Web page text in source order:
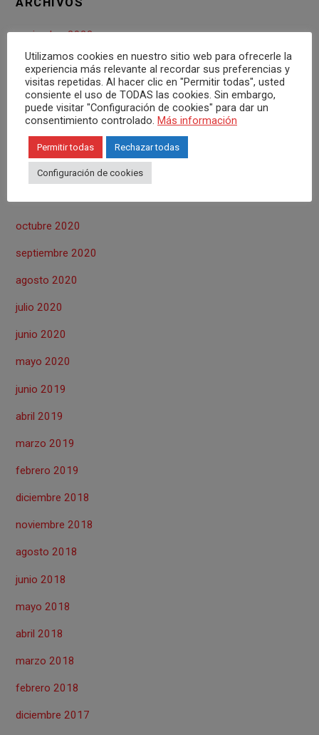
noviembre 2022
octubre 2022
mayo 2022
noviembre 2021
octubre 2021
abril 2021
octubre 2020
septiembre 2020
agosto 2020
julio 2020
junio 2020
mayo 2020
junio 2019
abril 2019
marzo 2019
febrero 2019
diciembre 2018
noviembre 2018
agosto 2018
junio 2018
mayo 2018
abril 2018
marzo 2018
febrero 2018
diciembre 2017
Utilizamos cookies en nuestro sitio web para ofrecerle la
experiencia más relevante al recordar sus preferencias y
visitas repetidas. Al hacer clic en "Permitir todas", usted
consiente el uso de TODAS las cookies. Sin embargo,
puede visitar "Configuración de cookies" para dar un
consentimiento controlado. Más información
Permitir todas Rechazar todas
Configuración de cookies